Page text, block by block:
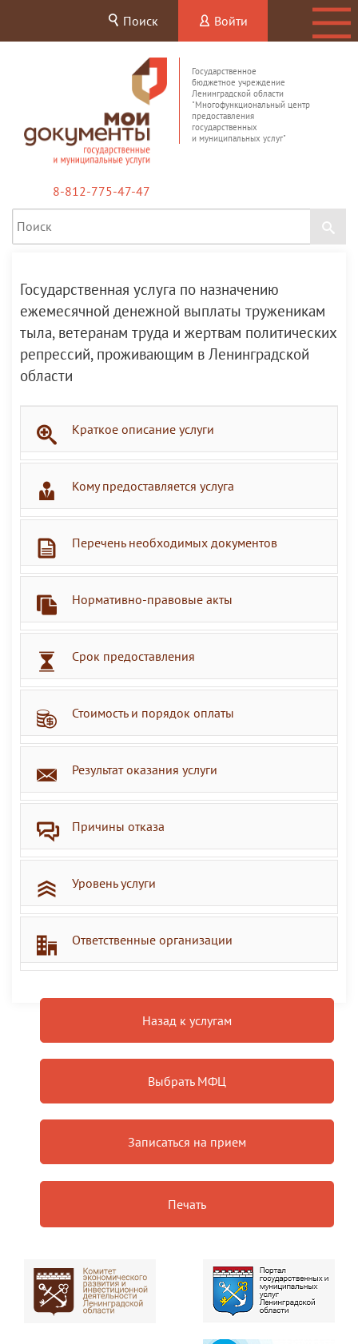
Поиск Войти
Государственное
бюджетное учреждение
Ленинградской области
"Многофункциональный центр
предоставления
государственных
и муниципальных услуг"
8-812-775-47-47
Государственная услуга по назначению
ежемесячной денежной выплаты труженикам
тыла, ветеранам труда и жертвам политических
репрессий, проживающим в Ленинградской
области
Краткое описание услуги
Кому предоставляется услуга
Перечень необходимых документов
Нормативно-правовые акты
Срок предоставления
Стоимость и порядок оплаты
Результат оказания услуги
Причины отказа
Уровень услуги
Ответственные организации
Назад к услугам
Выбрать МФЦ
Записаться на прием
Печать